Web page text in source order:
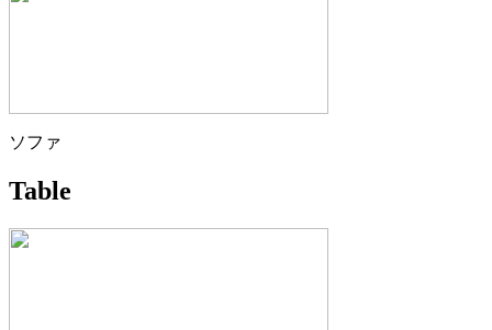
ソファ
Table